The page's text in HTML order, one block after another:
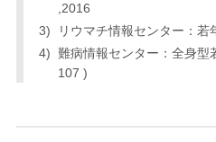
,2016
リウマチ情報センター：若
難病情報センター：全身型
107 )